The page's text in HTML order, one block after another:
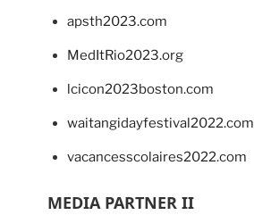
apsth2023.com
MedItRio2023.org
lcicon2023boston.com
waitangidayfestival2022.com
vacancesscolaires2022.com
MEDIA PARTNER II